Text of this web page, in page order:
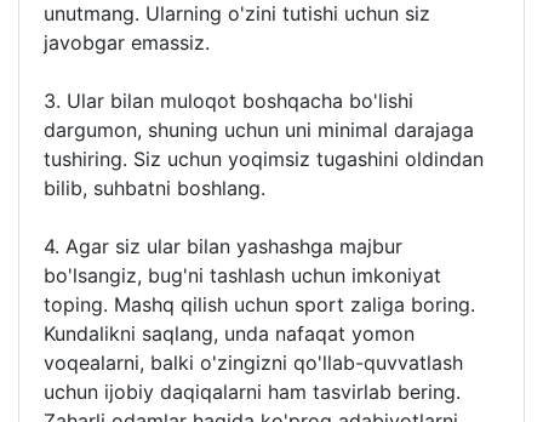
unutmang. Ularning o'zini tutishi uchun siz
javobgar emassiz.
3. Ular bilan muloqot boshqacha bo'lishi
dargumon, shuning uchun uni minimal darajaga
tushiring. Siz uchun yoqimsiz tugashini oldindan
bilib, suhbatni boshlang.
4. Agar siz ular bilan yashashga majbur
bo'lsangiz, bug'ni tashlash uchun imkoniyat
toping. Mashq qilish uchun sport zaliga boring.
Kundalikni saqlang, unda nafaqat yomon
voqealarni, balki o'zingizni qo'llab-quvvatlash
uchun ijobiy daqiqalarni ham tasvirlab bering.